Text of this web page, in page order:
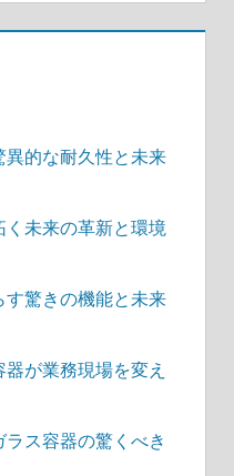
的な耐久性と未来
未来の革新と環境
驚きの機能と未来
が業務現場を変え
ス容器の驚くべき